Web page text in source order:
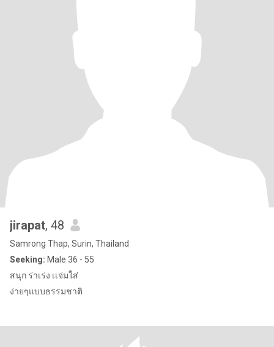
jirapat, 48
Samrong Thap, Surin, Thailand
Seeking: Male 36 - 55
สนุก ร่าเร่ง เเจ่มใส่
ง่ายๆแบบธรรมชาติ